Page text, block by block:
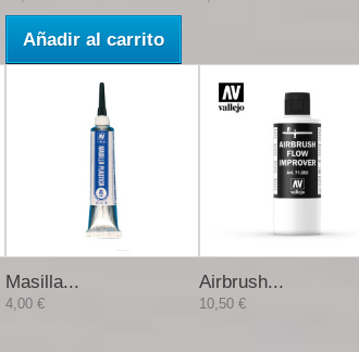
Añadir al carrito
Masilla...
4,00 €
Airbrush...
10,50 €